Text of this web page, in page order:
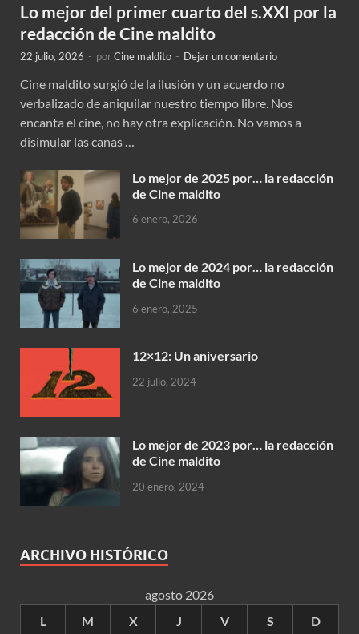
Lo mejor del primer cuarto del s.XXI por la
redacción de Cine maldito
22 julio, 2026 - porCine maldito - Dejar un comentario
Cine maldito surgió de la ilusión y un acuerdo no
verbalizado de aniquilar nuestro tiempo libre. Nos
encanta el cine, no hay otra explicación. No vamos a
disimular las canas …
Lo mejor de 2025 por… la redacción
de Cine maldito
6 enero, 2026
Lo mejor de 2024 por… la redacción
de Cine maldito
6 enero, 2025
12×12: Un aniversario
22 julio, 2024
Lo mejor de 2023 por… la redacción
de Cine maldito
20 enero, 2024
ARCHIVO HISTÓRICO
agosto 2026
L
M X J V S D